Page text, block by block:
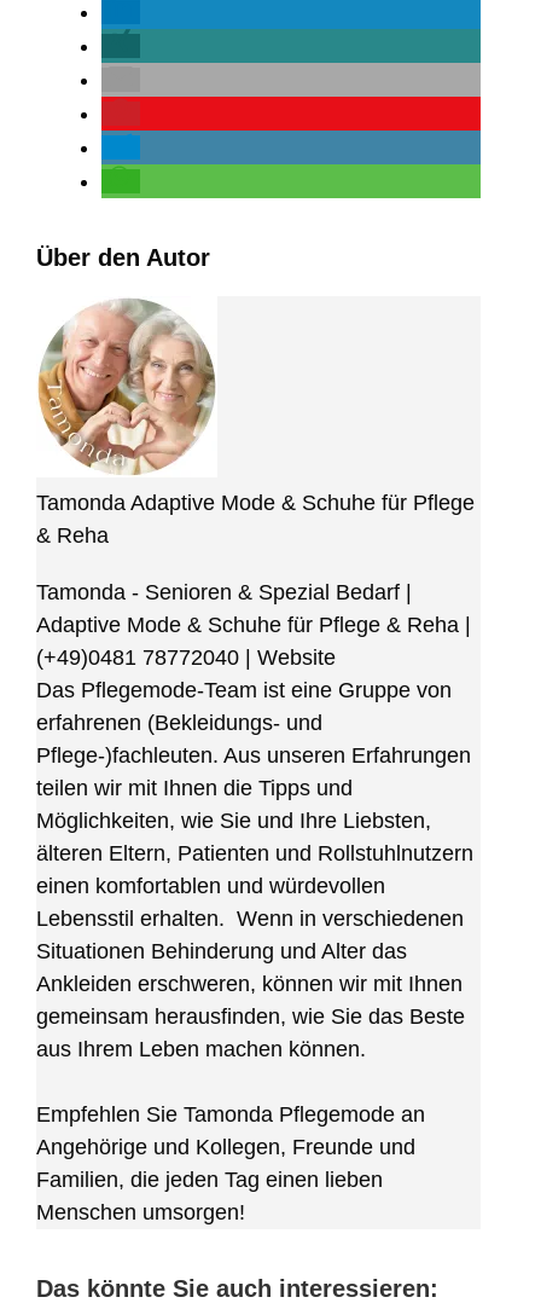
Über den Autor
Tamonda Adaptive Mode & Schuhe für Pflege
& Reha
Tamonda - Senioren & Spezial Bedarf |
Adaptive Mode & Schuhe für Pflege & Reha |
(+49)0481 78772040 | Website
Das Pflegemode-Team ist eine Gruppe von
erfahrenen (Bekleidungs- und
Pflege-)fachleuten. Aus unseren Erfahrungen
teilen wir mit Ihnen die Tipps und
Möglichkeiten, wie Sie und Ihre Liebsten,
älteren Eltern, Patienten und Rollstuhlnutzern
einen komfortablen und würdevollen
Lebensstil erhalten. Wenn in verschiedenen
Situationen Behinderung und Alter das
Ankleiden erschweren, können wir mit Ihnen
gemeinsam herausfinden, wie Sie das Beste
aus Ihrem Leben machen können.
Empfehlen Sie Tamonda Pflegemode an
Angehörige und Kollegen, Freunde und
Familien, die jeden Tag einen lieben
Menschen umsorgen!
Das könnte Sie auch interessieren: